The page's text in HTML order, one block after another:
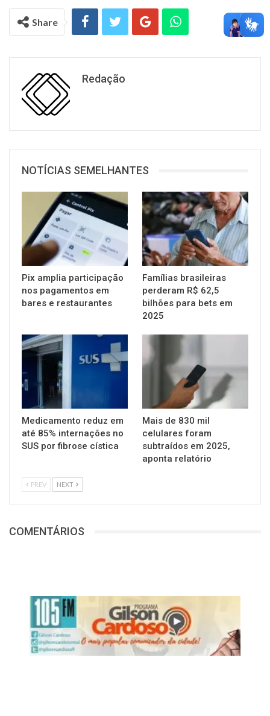
Share
Redação
NOTÍCIAS SEMELHANTES
Pix amplia participação
nos pagamentos em
bares e restaurantes
Famílias brasileiras
perderam R$ 62,5
bilhões para bets em
2025
Medicamento reduz em
até 85% internações no
SUS por fibrose cística
Mais de 830 mil
celulares foram
subtraídos em 2025,
aponta relatório
PREV NEXT
COMENTÁRIOS